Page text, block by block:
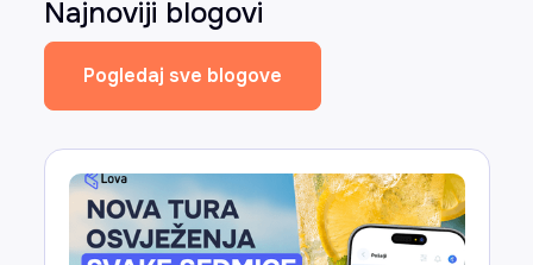
Najnoviji blogovi
Pogledaj sve blogove